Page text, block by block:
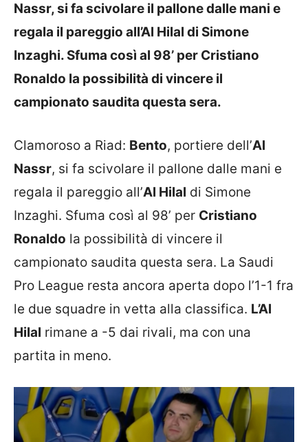
Nassr, si fa scivolare il pallone dalle mani e
regala il pareggio all’Al Hilal di Simone
Inzaghi. Sfuma così al 98’ per Cristiano
Ronaldo la possibilità di vincere il
campionato saudita questa sera.
Clamoroso a Riad: Bento, portiere dell’Al
Nassr, si fa scivolare il pallone dalle mani e
regala il pareggio all’Al Hilal di Simone
Inzaghi. Sfuma così al 98’ per Cristiano
Ronaldo la possibilità di vincere il
campionato saudita questa sera. La Saudi
Pro League resta ancora aperta dopo l’1-1 fra
le due squadre in vetta alla classifica. L’Al
Hilal rimane a -5 dai rivali, ma con una
partita in meno.